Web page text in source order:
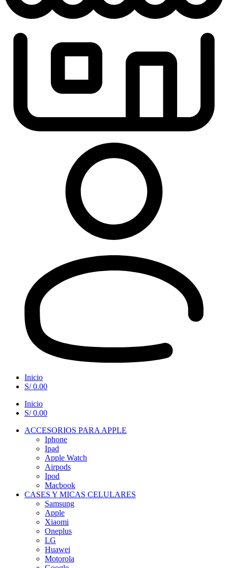
Inicio
S/0.00
Inicio
S/0.00
ACCESORIOS PARA APPLE
Iphone
Ipad
Apple Watch
Airpods
Ipod
Macbook
CASES Y MICAS CELULARES
Samsung
Apple
Xiaomi
Oneplus
LG
Huawei
Motorola